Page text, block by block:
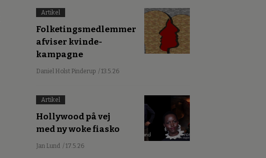
Artikel
Folketingsmedlemmer
afviser kvinde-
kampagne
Daniel Holst Pinderup / 13.5.26
Artikel
Hollywood på vej
med ny woke fiasko
Jan Lund / 17.5.26